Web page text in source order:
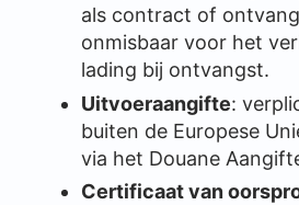
als contract of
onmisbaar voor het
lading bij ontvangst.
Uitvoeraangifte:
buiten de Europese
via het Douane
Certificaat van